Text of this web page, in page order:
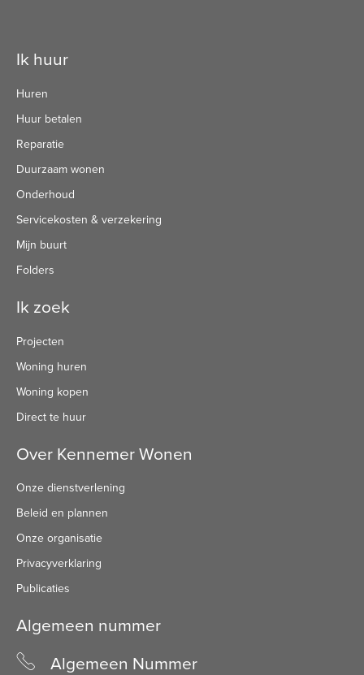
Contactinformatie
Ik huur
Huren
Huur betalen
Reparatie
Duurzaam wonen
Onderhoud
Servicekosten & verzekering
Mijn buurt
Folders
Ik zoek
Projecten
Woning huren
Woning kopen
Direct te huur
Over Kennemer Wonen
Onze dienstverlening
Beleid en plannen
Onze organisatie
Privacyverklaring
Publicaties
Algemeen nummer
Algemeen Nummer